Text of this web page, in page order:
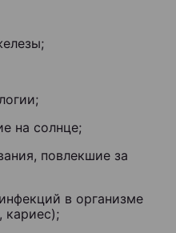
на солнце;
повлекшие за
в организме
кариес);